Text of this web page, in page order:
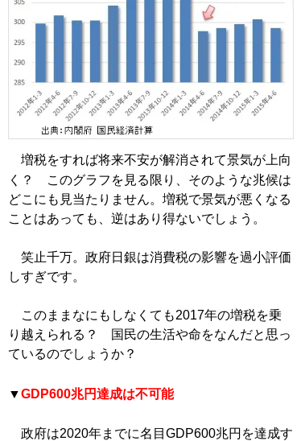
増税をすれば将来不安が解消されて景気が上向
く？ このグラフを見る限り、そのような兆候は
どこにも見当たりません。増税で景気が悪くなる
ことはあっても、逆はあり得ないでしょう。
笑止千万。政府日銀は消費税の影響を過小評価
しすぎです。
このままなにもしなくても2017年の増税を乗
り越えられる？ 国民の生活や命をなんだと思っ
ているのでしょうか？
▼GDP600兆円達成は不可能
政府は2020年までに名目GDP600兆円を達成す